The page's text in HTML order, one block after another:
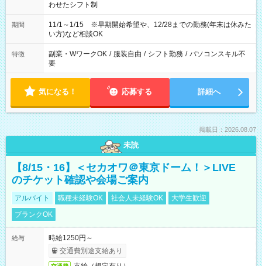
わせたシフト制
期間
11/1～1/15 ※早期開始希望や、12/28までの勤務(年末は休みた
い方)など相談OK
特徴 副業・WワークOK / 服装自由 / シフト勤務 / パソコンスキル不
要
気になる！ 応募する 詳細へ
掲載日：2026.08.07
未読
【8/15・16】＜セカオワ＠東京ドーム！＞LIVE
のチケット確認や会場ご案内
アルバイト 職種未経験OK 社会人未経験OK
大学生歓迎
ブランクOK
給与
時給1250円～
交通費別途支給あり